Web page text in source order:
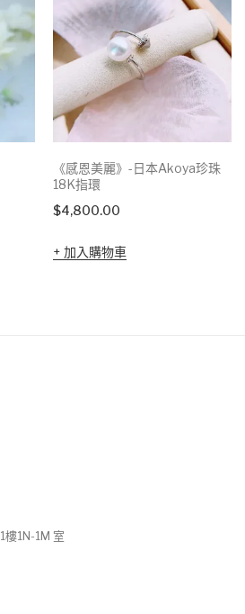
《感恩美麗》-日本Akoya珍珠
18K指環
$4,800.00
加入購物車
樓1N-1M 室